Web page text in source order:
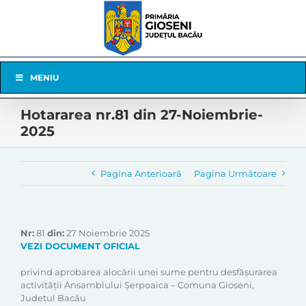
Navigation
MENIU
Hotararea nr.81 din 27-Noiembrie-
2025
Pagina Anterioară Pagina Următoare
Nr:81 din:27 Noiembrie 2025
VEZI DOCUMENT OFICIAL
privind aprobarea alocării unei sume pentru desfășurarea
activității Ansamblului Șerpoaica – Comuna Gioseni,
Județul Bacău